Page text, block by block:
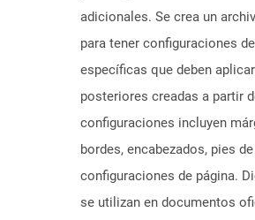
adicionales. Se crea un
para tener configuraciones
específicas que deben
posteriores creadas a partir
configuraciones incluyen
bordes, encabezados, pies
configuraciones de página.
se utilizan en documentos